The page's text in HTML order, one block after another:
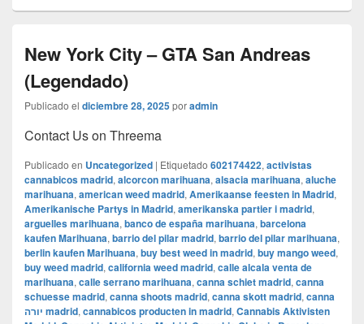
New York City – GTA San Andreas
(Legendado)
Publicado el diciembre 28, 2025poradmin
Contact Us on Threema
Publicado en Uncategorized | Etiquetado 602174422, activistas
cannabicos madrid, alcorcon marihuana, alsacia marihuana, aluche
marihuana, american weed madrid, Amerikaanse feesten in Madrid,
Amerikanische Partys in Madrid, amerikanska partier i madrid,
arguelles marihuana, banco de españa marihuana, barcelona
kaufen Marihuana, barrio del pilar madrid, barrio del pilar marihuana,
berlin kaufen Marihuana, buy best weed in madrid, buy mango weed,
buy weed madrid, california weed madrid, calle alcala venta de
marihuana, calle serrano marihuana, canna schiet madrid, canna
schuesse madrid, canna shoots madrid, canna skott madrid, canna
יורה madrid, cannabicos producten in madrid, Cannabis Aktivisten